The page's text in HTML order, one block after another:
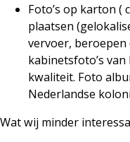
Foto’s op karton (
plaatsen
vervoer, beroepen
kabinetsfoto’s
kwaliteit. Foto
Nederlandse
Wat wij minder